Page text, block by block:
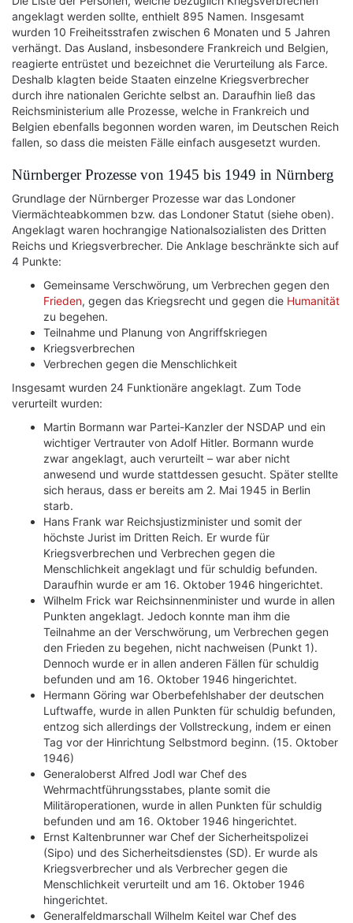
angeklagt werden sollte, enthielt 895 Namen. Insgesamt
wurden 10 Freiheitsstrafen zwischen 6 Monaten und 5 Jahren
verhängt. Das Ausland, insbesondere Frankreich und Belgien,
reagierte entrüstet und bezeichnet die Verurteilung als Farce.
Deshalb klagten beide Staaten einzelne Kriegsverbrecher
durch ihre nationalen Gerichte selbst an. Daraufhin ließ das
Reichsministerium alle Prozesse, welche in Frankreich und
Belgien ebenfalls begonnen worden waren, im Deutschen Reich
fallen, so dass die meisten Fälle einfach ausgesetzt wurden.
Nürnberger Prozesse von 1945 bis 1949 in Nürnberg
Grundlage der Nürnberger Prozesse war das Londoner
Viermächteabkommen bzw. das Londoner Statut (siehe oben).
Angeklagt waren hochrangige Nationalsozialisten des Dritten
Reichs und Kriegsverbrecher. Die Anklage beschränkte sich auf
4 Punkte:
Gemeinsame Verschwörung, um Verbrechen gegen den
Frieden, gegen das Kriegsrecht und gegen die Humanität
zu begehen.
Teilnahme und Planung von Angriffskriegen
Kriegsverbrechen
Verbrechen gegen die Menschlichkeit
Insgesamt wurden 24 Funktionäre angeklagt. Zum Tode
verurteilt wurden:
Martin Bormann war Partei-Kanzler der NSDAP und ein
wichtiger Vertrauter von Adolf Hitler. Bormann wurde
zwar angeklagt, auch verurteilt – war aber nicht
anwesend und wurde stattdessen gesucht. Später stellte
sich heraus, dass er bereits am 2. Mai 1945 in Berlin
starb.
Hans Frank war Reichsjustizminister und somit der
höchste Jurist im Dritten Reich. Er wurde für
Kriegsverbrechen und Verbrechen gegen die
Menschlichkeit angeklagt und für schuldig befunden.
Daraufhin wurde er am 16. Oktober 1946 hingerichtet.
Wilhelm Frick war Reichsinnenminister und wurde in allen
Punkten angeklagt. Jedoch konnte man ihm die
Teilnahme an der Verschwörung, um Verbrechen gegen
den Frieden zu begehen, nicht nachweisen (Punkt 1).
Dennoch wurde er in allen anderen Fällen für schuldig
befunden und am 16. Oktober 1946 hingerichtet.
Hermann Göring war Oberbefehlshaber der deutschen
Luftwaffe, wurde in allen Punkten für schuldig befunden,
entzog sich allerdings der Vollstreckung, indem er einen
Tag vor der Hinrichtung Selbstmord beginn. (15. Oktober
1946)
Generaloberst Alfred Jodl war Chef des
Wehrmachtführungsstabes, plante somit die
Militäroperationen, wurde in allen Punkten für schuldig
befunden und am 16. Oktober 1946 hingerichtet.
Ernst Kaltenbrunner war Chef der Sicherheitspolizei
(Sipo) und des Sicherheitsdienstes (SD). Er wurde als
Kriegsverbrecher und als Verbrecher gegen die
Menschlichkeit verurteilt und am 16. Oktober 1946
hingerichtet.
Generalfeldmarschall Wilhelm Keitel war Chef des